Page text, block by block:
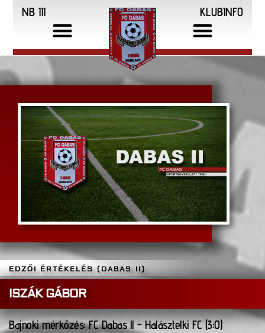
NB III KLUBINFO
EDZŐI ÉRTÉKELÉS (DABAS II)
ISZÁK GÁBOR
Bajnoki mérkőzés: FC Dabas ll - Halásztelki FC (3:0)